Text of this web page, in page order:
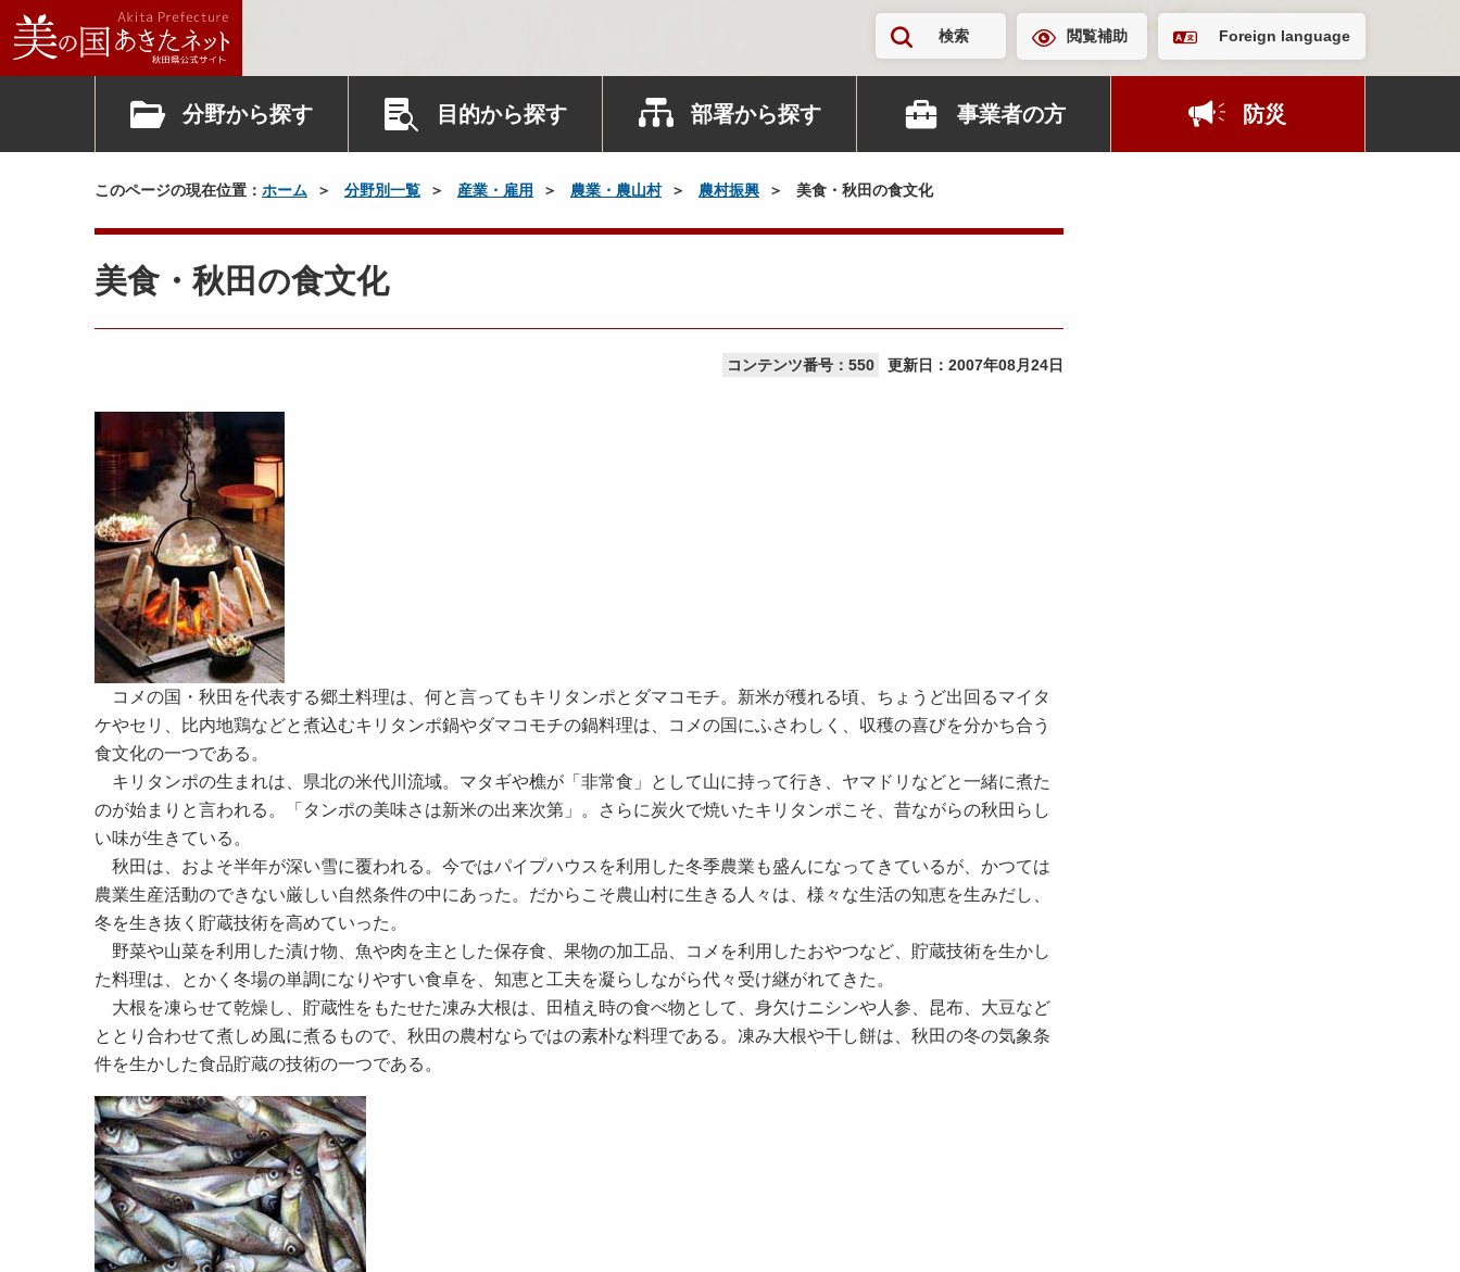
検索 閲覧補助 Foreign language
分野から探す 目的から探す 部署から探す 事業者の方 防災
このページの現在位置： ホーム 分野別一覧 産業・雇用 農業・農山村 農村振興 美食・秋田の食文化
美食・秋田の食文化
コンテンツ番号：550 更新日： 2007年08月24日
コメの国・秋田を代表する郷土料理は、何と言ってもキリタンポとダマコモチ。新米が穫れる頃、ちょうど出回るマイタ
ケやセリ、比内地鶏などと煮込むキリタンポ鍋やダマコモチの鍋料理は、コメの国にふさわしく、収穫の喜びを分かち合う
食文化の一つである。
キリタンポの生まれは、県北の米代川流域。マタギや樵が「非常食」として山に持って行き、ヤマドリなどと一緒に煮た
のが始まりと言われる。「タンポの美味さは新米の出来次第」。さらに炭火で焼いたキリタンポこそ、昔ながらの秋田らし
い味が生きている。
秋田は、およそ半年が深い雪に覆われる。今ではパイプハウスを利用した冬季農業も盛んになってきているが、かつては
農業生産活動のできない厳しい自然条件の中にあった。だからこそ農山村に生きる人々は、様々な生活の知恵を生みだし、
冬を生き抜く貯蔵技術を高めていった。
野菜や山菜を利用した漬け物、魚や肉を主とした保存食、果物の加工品、コメを利用したおやつなど、貯蔵技術を生かし
た料理は、とかく冬場の単調になりやすい食卓を、知恵と工夫を凝らしながら代々受け継がれてきた。
大根を凍らせて乾燥し、貯蔵性をもたせた凍み大根は、田植え時の食べ物として、身欠けニシンや人参、昆布、大豆など
ととり合わせて煮しめ風に煮るもので、秋田の農村ならではの素朴な料理である。凍み大根や干し餅は、秋田の冬の気象条
件を生かした食品貯蔵の技術の一つである。